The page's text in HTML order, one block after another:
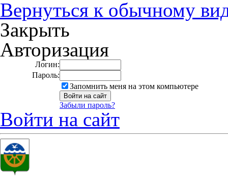
Вернуться к обычному
Закрыть
Авторизация
Логин:
Пароль:
Запомнить меня на этом компьютере
Забыли пароль?
Войти на сайт